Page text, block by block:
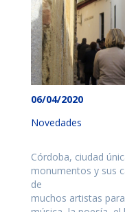
06/04/2020
Novedades
Córdoba, ciudad
monumentos y sus
de
muchos artistas